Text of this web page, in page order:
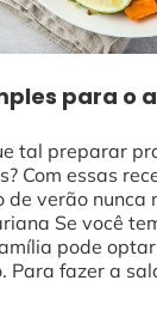
para o
tal preparar
Com essas
de verão nunca
Se você
pode
Para fazer a